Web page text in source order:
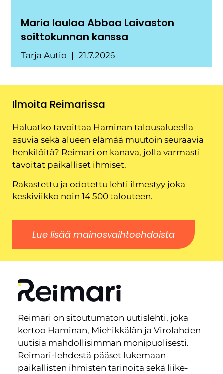
Maria laulaa Abbaa Laivaston
soittokunnan kanssa
Tarja Autio 21.7.2026
Ilmoita Reimarissa
Haluatko tavoittaa Haminan talousalueella
asuvia sekä alueen elämää muutoin seuraavia
henkilöitä? Reimari on kanava, jolla varmasti
tavoitat paikalliset ihmiset.
Rakastettu ja odotettu lehti ilmestyy joka
keskiviikko noin 14 500 talouteen.
Lue lisää mainosvaihtoehdoista
Reimari on sitoutumaton uutislehti, joka
kertoo Haminan, Miehikkälän ja Virolahden
uutisia mahdollisimman monipuolisesti.
Reimari-lehdestä pääset lukemaan
paikallisten ihmisten tarinoita sekä liike-